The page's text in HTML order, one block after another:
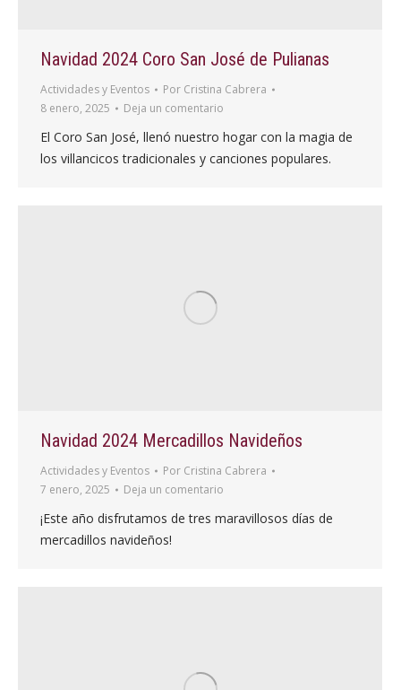
Navidad 2024 Coro San José de Pulianas
Actividades y Eventos Por Cristina Cabrera
8 enero, 2025
Deja un comentario
El Coro San José, llenó nuestro hogar con la magia de
los villancicos tradicionales y canciones populares.
Navidad 2024 Mercadillos Navideños
Actividades y Eventos Por Cristina Cabrera
7 enero, 2025
Deja un comentario
¡Este año disfrutamos de tres maravillosos días de
mercadillos navideños!